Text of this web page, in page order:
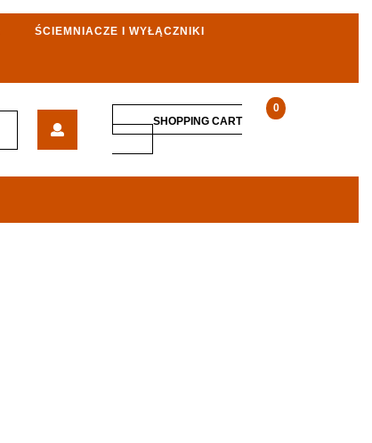
ŚCIEMNIACZE I WYŁĄCZNIKI
Uchwyt
Boczny
Panela
0
SHOPPING CART
SHOPPING
CART